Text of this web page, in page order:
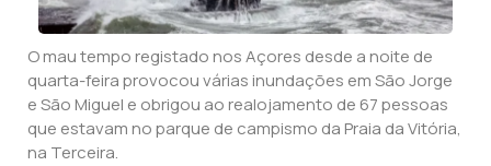
O mau tempo registado nos Açores desde a noite de
quarta-feira provocou várias inundações em São Jorge
e São Miguel e obrigou ao realojamento de 67 pessoas
que estavam no parque de campismo da Praia da Vitória,
na Terceira.